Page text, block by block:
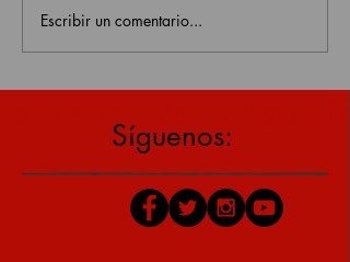
Escribir un comentario...
Síguenos: